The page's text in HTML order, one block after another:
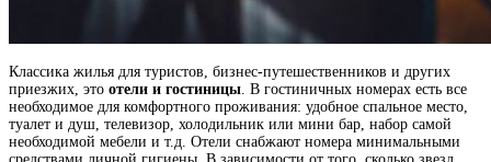
Классика жилья для туристов, бизнес-путешественников и других
приезжих, это отели и гостиницы . В гостиничных номерах есть все
необходимое для комфортного проживания: удобное спальное место,
туалет и душ, телевизор, холодильник или мини бар, набор самой
необходимой мебели и т.д. Отели снабжают номера минимальными